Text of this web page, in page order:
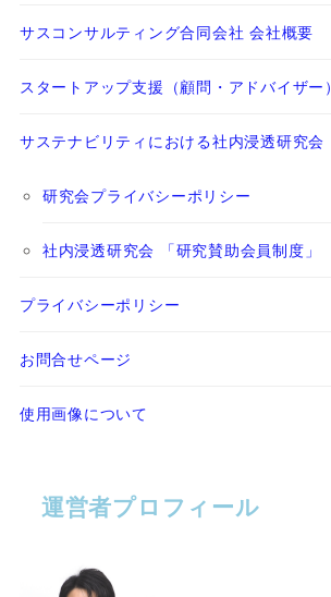
サスコンサルティング合同会社 会社概要
スタートアップ支援（顧問・アドバイザー）
サステナビリティにおける社内浸透研究会
研究会プライバシーポリシー
社内浸透研究会 「研究賛助会員制度」
プライバシーポリシー
お問合せページ
使用画像について
運営者プロフィール